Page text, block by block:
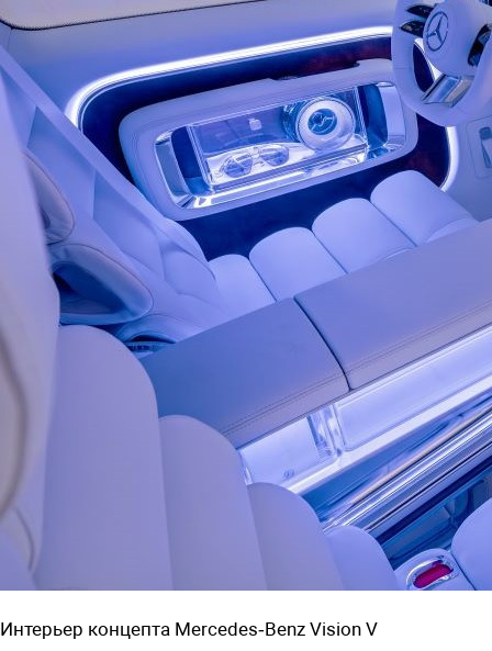
Интерьер концепта Mercedes‑Benz Vision V